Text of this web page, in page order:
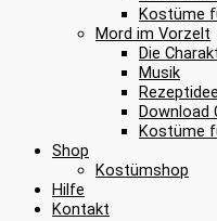
Kostüme
Mord im Vorzelt
Die
Musik
Download
Kostüme
Shop
Kostümshop
Hilfe
Kontakt